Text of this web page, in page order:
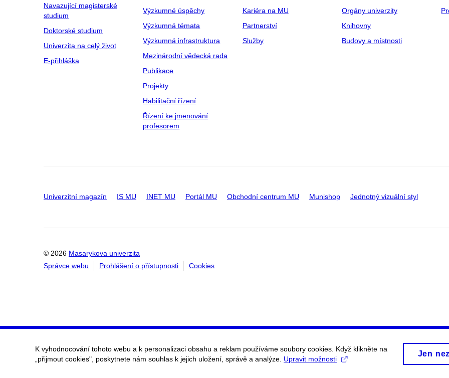
Navazující magisterské
studium
Doktorské studium
Univerzita na celý život
E-přihláška
Výzkumné úspěchy
Výzkumná témata
Výzkumná infrastruktura
Mezinárodní vědecká rada
Publikace
Projekty
Habilitační řízení
Řízení ke jmenování
profesorem
Kariéra na MU
Partnerství
Služby
Orgány univerzity
Knihovny
Budovy a místnosti
Univerzitní magazín IS MU INET MU Portál MU Obchodní centrum MU Munishop Jednotný vizuální styl
© 2026 Masarykova univerzita
Správce webu
Prohlášení o přístupnosti Cookies
K vyhodnocování tohoto webu a k personalizaci obsahu a reklam používáme soubory cookies. Když klikněte na
„přijmout cookies", poskytnete nám souhlas k jejich uložení, správě a analýze. Upravit možnosti
Jen